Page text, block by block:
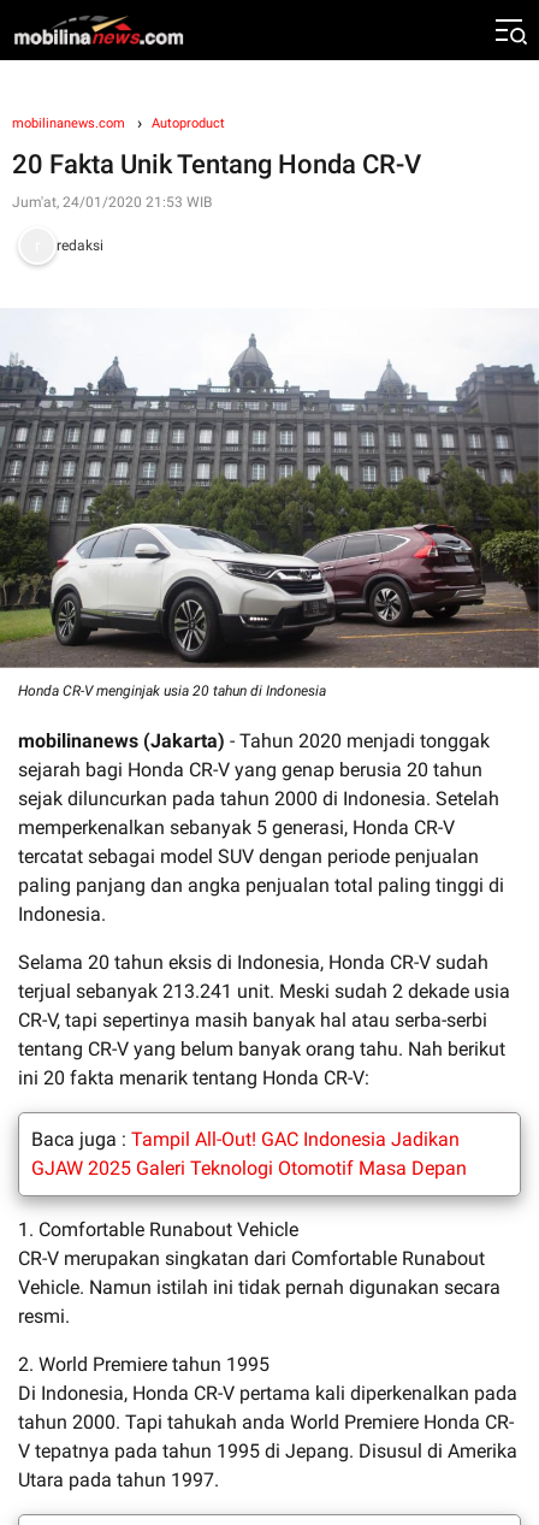
mobilinanews.com Autoproduct
20 Fakta Unik Tentang Honda CR-V
Jum'at, 24/01/2020 21:53 WIB
redaksi
Honda CR-V menginjak usia 20 tahun di Indonesia
mobilinanews (Jakarta) - Tahun 2020 menjadi tonggak
sejarah bagi Honda CR-V yang genap berusia 20 tahun
sejak diluncurkan pada tahun 2000 di Indonesia. Setelah
memperkenalkan sebanyak 5 generasi, Honda CR-V
tercatat sebagai model SUV dengan periode penjualan
paling panjang dan angka penjualan total paling tinggi di
Indonesia.
Selama 20 tahun eksis di Indonesia, Honda CR-V sudah
terjual sebanyak 213.241 unit. Meski sudah 2 dekade usia
CR-V, tapi sepertinya masih banyak hal atau serba-serbi
tentang CR-V yang belum banyak orang tahu. Nah berikut
ini 20 fakta menarik tentang Honda CR-V:
Baca juga : Tampil All-Out! GAC Indonesia Jadikan
GJAW 2025 Galeri Teknologi Otomotif Masa Depan
1. Comfortable Runabout Vehicle
CR-V merupakan singkatan dari Comfortable Runabout
Vehicle. Namun istilah ini tidak pernah digunakan secara
resmi.
2. World Premiere tahun 1995
Di Indonesia, Honda CR-V pertama kali diperkenalkan pada
tahun 2000. Tapi tahukah anda World Premiere Honda CR-
V tepatnya pada tahun 1995 di Jepang. Disusul di Amerika
Utara pada tahun 1997.